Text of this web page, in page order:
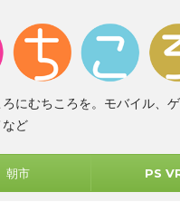
にむちころを。モバイル、
など
朝市 PS